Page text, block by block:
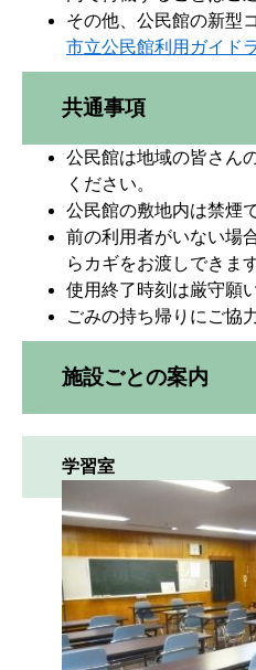
その他、公民館の新型
市立公民館利用ガイド
共通事項
公民館は地域の皆さん
ください。
公民館の敷地内は禁煙で
前の利用者がいない場
らカギをお渡しできます
使用終了時刻は厳守願
ごみの持ち帰りにご協
施設ごとの案内
学習室